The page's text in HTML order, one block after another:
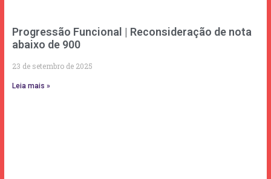
Progressão Funcional | Reconsideração de nota
abaixo de 900
23 de setembro de 2025
Leia mais »